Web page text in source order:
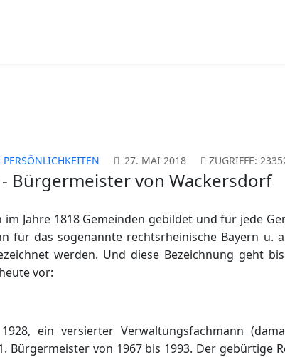
PERSÖNLICHKEITEN 27. MAI 2018 ZUGRIFFE:
- Bürgermeister von Wackersdorf
im Jahre 1818 Gemeinden gebildet und für jede
für das sogenannte rechtsrheinische Bayern
werden. Und diese Bezeichnung geht
vor:
1928, ein versierter Verwaltungsfachmann
Bürgermeister von 1967 bis 1993. Der gebürtige